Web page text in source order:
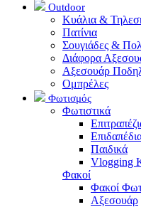
Outdoor
Κυάλια &
Πατίνια
Σουγιάδες &
Διάφορα
Αξεσουάρ
Ομπρέλες
Φωτισμός
Φωτιστικά
Παιδικά
Vlogging
Φακοί
Φακοί
Αξεσουάρ